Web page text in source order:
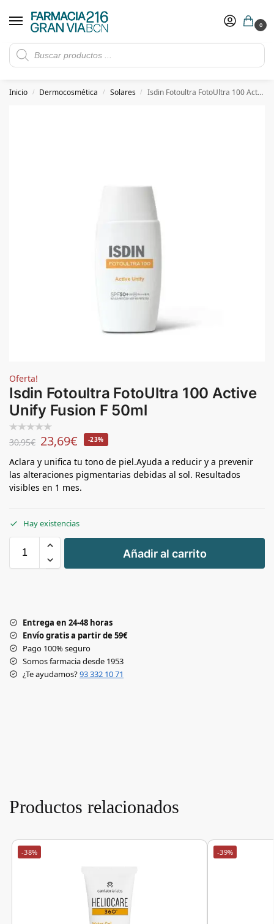
0
Rebajas de verano hasta -30%
​ 5€ de descuento con el cupón 5GRANVIA (compras superiores a 150€)
Inicio / Dermocosmética / Solares / Isdin Fotoultra FotoUltra 100 Active Unify Fusion F 50ml
Oferta!
Isdin Fotoultra FotoUltra 100 Active
Unify Fusion F 50ml
30,95€ 23,69€ -23%
Aclara y unifica tu tono de piel.Ayuda a reducir y a prevenir
las alteraciones pigmentarias debidas al sol. Resultados
visibles en 1 mes.
Hay existencias
+
-
Añadir al carrito
Entrega en 24-48 horas
Envío gratis a partir de 59€
Pago 100% seguro
Somos farmacia desde 1953
¿Te ayudamos?93 332 10 71
Productos relacionados
-38% -39%